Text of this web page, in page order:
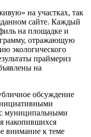
на участках, так
сайте. Каждый
на площадке и
отражающую
экологического
праймериз
на
обсуждение
муниципальными
накопившихся
внимание к теме